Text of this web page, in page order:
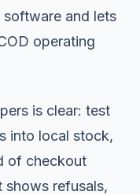
and lets
operating
is clear: test
into local stock,
of checkout
shows refusals,